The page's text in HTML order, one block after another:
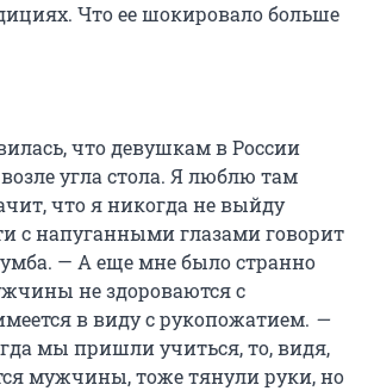
Что ее шокировало больше
что девушкам в России
угла стола. Я люблю там
что я никогда не выйду
с напуганными глазами говорит
— А еще мне было странно
не здороваются с
в виду с рукопожатием. —
мы пришли учиться, то, видя,
мужчины, тоже тянули руки, но